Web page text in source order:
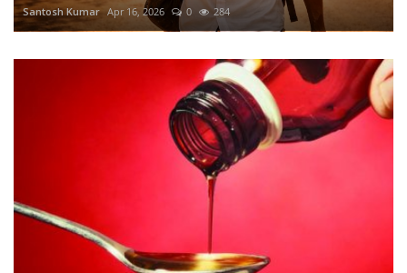
Santosh Kumar Apr 16, 2026 0 284